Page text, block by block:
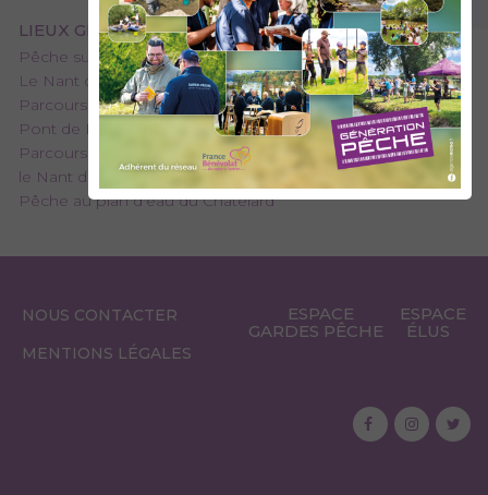
LIEUX GÉRÉS PAR L’AAPPMA
Pêche sur le Haut-Chéran
Le Nant d’Aillon
Parcours pêche « prendre et relâcher » sur le Chéran au
Pont de Banges
Parcours de pêche « Prendre et relâcher » sur le Chéran et
le Nant d’Aillon à leur confluence
Pêche au plan d'eau du Châtelard
NOUS CONTACTER
MENTIONS LÉGALES
ESPACE
GARDES PÊCHE
ESPACE
ÉLUS